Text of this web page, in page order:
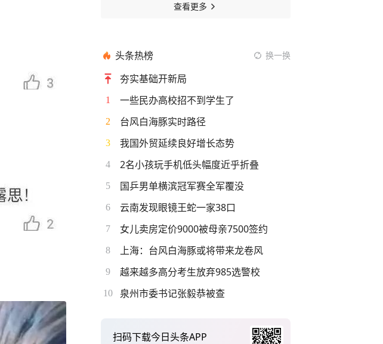
查看更多
头条热榜 换一换
夯实基础开新局
1 一些民办高校招不到学生了
2 台风白海豚实时路径
3 我国外贸延续良好增长态势
4 2名小孩玩手机低头幅度近乎折叠
5 国乒男单横滨冠军赛全军覆没
6 云南发现眼镜王蛇一家38口
7 女儿卖房定价9000被母亲7500签约
8 上海：台风白海豚或将带来龙卷风
9 越来越多高分考生放弃985选警校
10 泉州市委书记张毅恭被查
扫码下载今日头条APP